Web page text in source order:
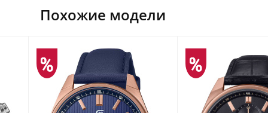
Похожие модели